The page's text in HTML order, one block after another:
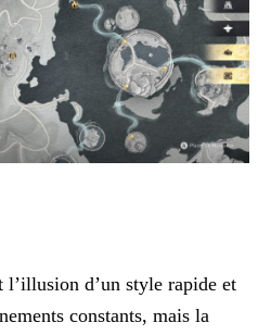
l’illusion d’un style rapide et
constants, mais la